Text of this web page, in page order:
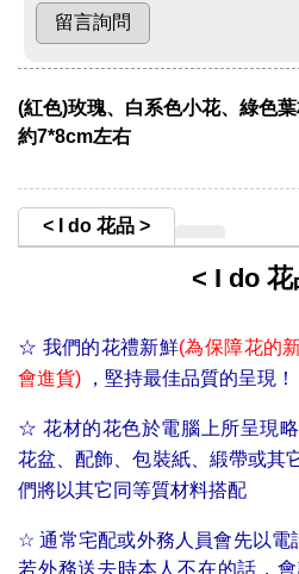
(紅色)玫瑰、白系色小花、綠色
約7*8cm左右
< I do 花品 >
< I do 花
☆ 我們的花禮新鮮(為保障花的
會進貨) ，堅持最佳品質的呈現！
☆ 花材的花色於電腦上所呈現略
花盆、配飾、包裝紙、緞帶或其
們將以其它同等質材料搭配
☆通常宅配或外務人員會先以電
若外務送去時本人不在的話，